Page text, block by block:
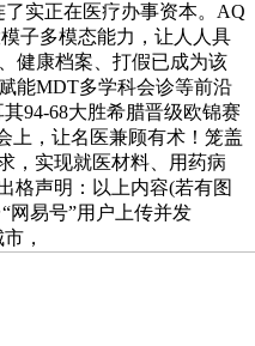
实正在医疗办事资本。AQ
子多模态能力，让人人具
健康档案、打假已成为该
能MDT多学科会诊等前沿
94-68大胜希腊晋级欧锦赛
上，让名医兼顾有术！笼盖
，实现就医材料、用药病
格声明：以上内容(若有图
网易号”用户上传并发
，